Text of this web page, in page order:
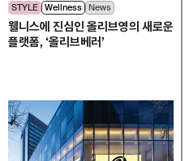
STYLE Wellness News
웰니스에 진심인 올리브영의 새로운
플랫폼, ‘올리브베러’